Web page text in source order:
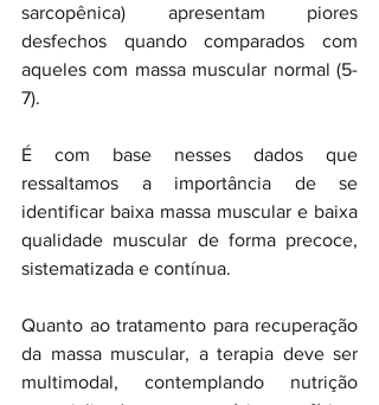
sarcopênica) apresentam piores
desfechos quando comparados com
aqueles com massa muscular normal (5-
7).
É com base nesses dados que
ressaltamos a importância de se
identificar baixa massa muscular e baixa
qualidade muscular de forma precoce,
sistematizada e contínua.
Quanto ao tratamento para recuperação
da massa muscular, a terapia deve ser
multimodal, contemplando nutrição